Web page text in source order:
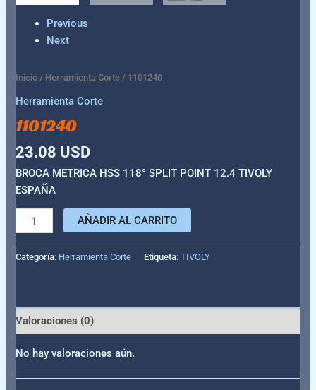
Previous
Next
Inicio / Herramienta Corte / 1101240
Herramienta Corte
1101240
23.08 USD
BROCA METRICA HSS 118° SPLIT POINT 12.4 TIVOLY
ESPAÑA
AÑADIR AL CARRITO
Categoría: Herramienta Corte Etiqueta:TIVOLY
Valoraciones (0)
No hay valoraciones aún.